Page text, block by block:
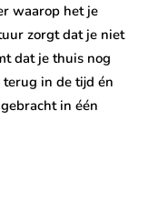
waarop het je
zorgt dat je niet
dat je thuis nog
in de tijd én
in één